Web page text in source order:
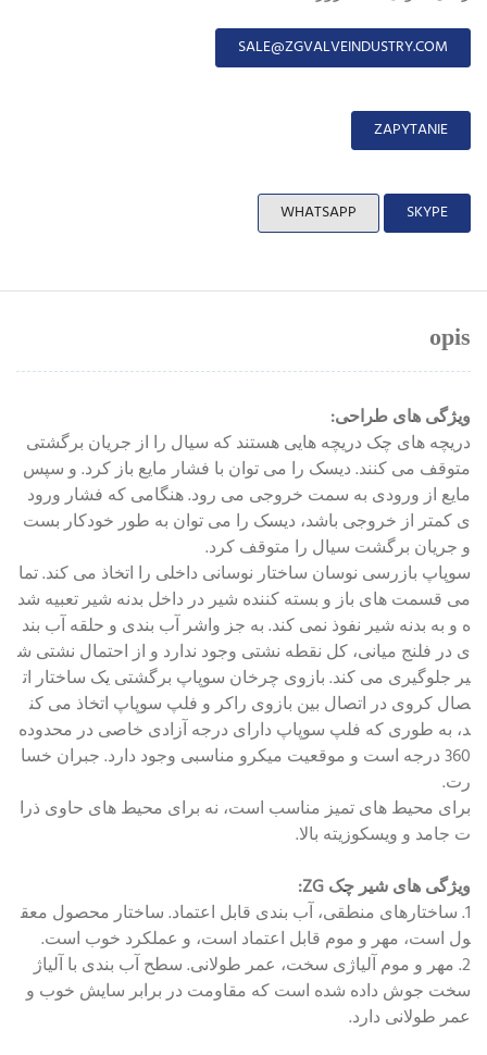
SALE@ZGVALVEINDUSTRY.COM
ZAPYTANIE
SKYPE
WHATSAPP
opis
ویژگی های طراحی:
دریچه های چک دریچه هایی هستند که سیال را از جریان برگشتی
متوقف می کنند. دیسک را می توان با فشار مایع باز کرد. و سپس
مایع از ورودی به سمت خروجی می رود. هنگامی که فشار ورود
ی کمتر از خروجی باشد، دیسک را می توان به طور خودکار بست
و جریان برگشت سیال را متوقف کرد.
سوپاپ بازرسی نوسان ساختار نوسانی داخلی را اتخاذ می کند. تما
می قسمت های باز و بسته کننده شیر در داخل بدنه شیر تعبیه شد
ه و به بدنه شیر نفوذ نمی کند. به جز واشر آب بندی و حلقه آب بند
ی در فلنج میانی، کل نقطه نشتی وجود ندارد و از احتمال نشتی ش
یر جلوگیری می کند. بازوی چرخان سوپاپ برگشتی یک ساختار ات
صال کروی در اتصال بین بازوی راکر و فلپ سوپاپ اتخاذ می کن
د، به طوری که فلپ سوپاپ دارای درجه آزادی خاصی در محدوده
360 درجه است و موقعیت میکرو مناسبی وجود دارد. جبران خسا
رت.
برای محیط های تمیز مناسب است، نه برای محیط های حاوی ذرا
ت جامد و ویسکوزیته بالا.
ویژگی های شیر چک ZG:
1. ساختارهای منطقی، آب بندی قابل اعتماد. ساختار محصول معق
ول است، مهر و موم قابل اعتماد است، و عملکرد خوب است.
2. مهر و موم آلیاژی سخت، عمر طولانی. سطح آب بندی با آلیاژ
سخت جوش داده شده است که مقاومت در برابر سایش خوب و
عمر طولانی دارد.